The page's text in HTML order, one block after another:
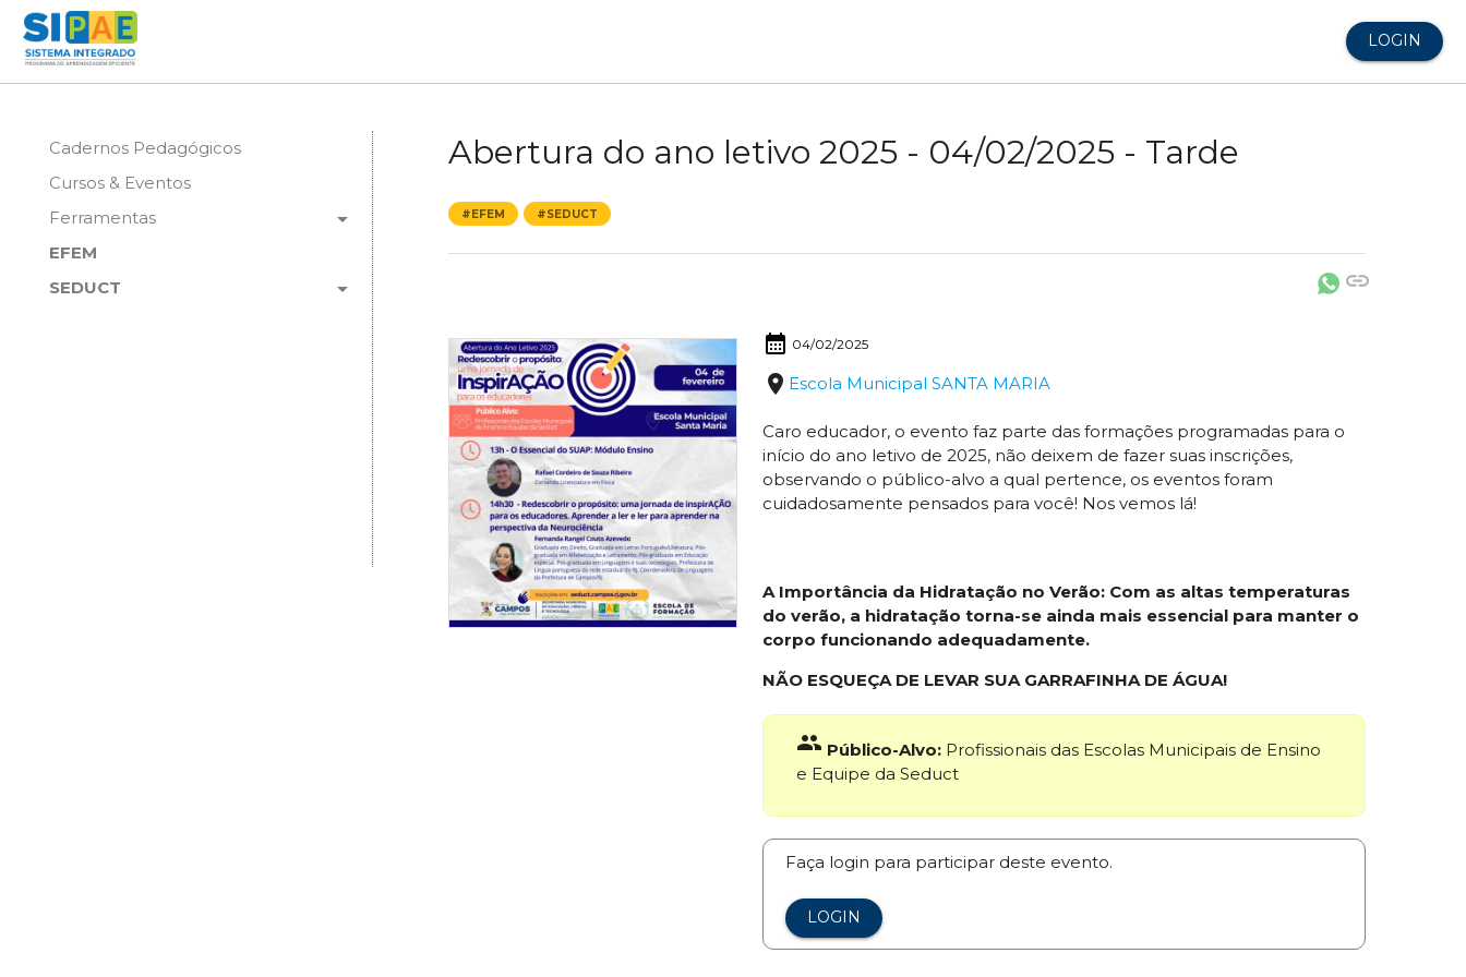
LOGIN
Cadernos Pedagógicos
Cursos & Eventos
arrow_drop_down
Ferramentas
EFEM
arrow_drop_down
SEDUCT
Abertura do ano letivo 2025 - 04/02/2025 - Tarde
#EFEM #SEDUCT
link
calendar_month 04/02/2025
place Escola Municipal SANTA MARIA
Caro educador, o evento faz parte das formações programadas para o
início do ano letivo de 2025, não deixem de fazer suas inscrições,
observando o público-alvo a qual pertence, os eventos foram
cuidadosamente pensados para você! Nos vemos lá!
A Importância da Hidratação no Verão: Com as altas temperaturas
do verão, a hidratação torna-se ainda mais essencial para manter o
corpo funcionando adequadamente.
NÃO ESQUEÇA DE LEVAR SUA GARRAFINHA DE ÁGUA!
group Público-Alvo:Profissionais das Escolas Municipais de Ensino
e Equipe da Seduct
Faça login para participar deste evento.
LOGIN